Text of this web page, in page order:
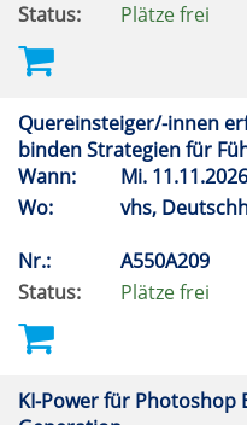
Status:
Plätze frei
Quereinsteiger/-innen
binden Strategien für
Wann:
Mi.
Wo:
vhs,
Nr.:
A550A209
Status:
Plätze frei
KI-Power für